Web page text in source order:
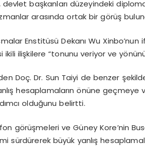
başkanları düzeyindeki
arasında ortak bir görüş
Enstitüsü Dekanı Wu
ilişkilere “tonunu veriyor ve
Doç. Dr. Sun Taiyi de benzer
hesaplamaların önüne geçmeye
olduğunu belirtti.
görüşmeleri ve Güney Kore’nin
sürdürerek büyük yanlış